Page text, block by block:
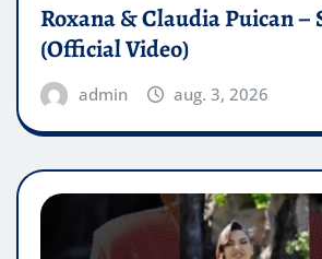
Roxana & Claudia Puican –
(Official Video)
admin aug. 3, 2026